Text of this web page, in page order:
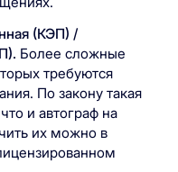
(КЭП) /
Более сложные
требуются
По закону такая
и автограф на
их можно в